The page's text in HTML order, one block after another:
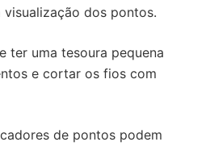
dos pontos.
ter uma tesoura pequena
e cortar os fios com
de pontos podem